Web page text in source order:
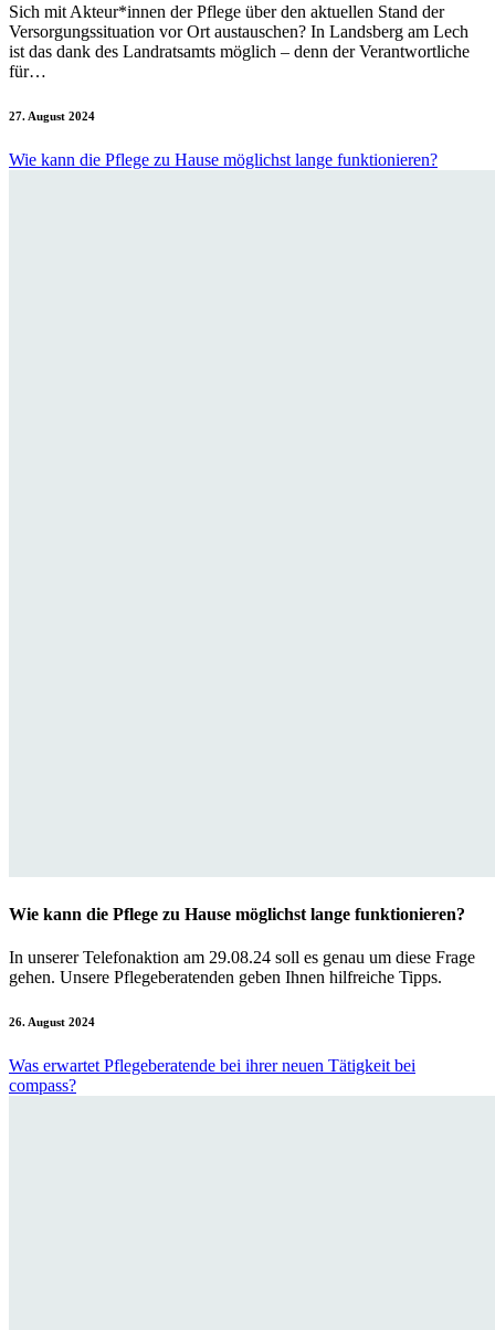
Sich mit Akteur*innen der Pflege über den aktuellen Stand der
Versorgungssituation vor Ort austauschen? In Landsberg am Lech
ist das dank des Landratsamts möglich – denn der Verantwortliche
für…
27. August 2024
Wie kann die Pflege zu Hause möglichst lange funktionieren?
Wie kann die Pflege zu Hause möglichst lange funktionieren?
In unserer Telefonaktion am 29.08.24 soll es genau um diese Frage
gehen. Unsere Pflegeberatenden geben Ihnen hilfreiche Tipps.
26. August 2024
Was erwartet Pflegeberatende bei ihrer neuen Tätigkeit bei
compass?